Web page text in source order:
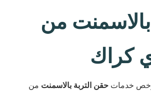
بالاسمنت من
كراك
خدمات حقن التربة بالاسمنت من